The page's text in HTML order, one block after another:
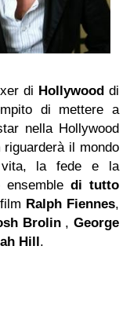
di Hollywood di
di mettere a
nella Hollywood
riguarderà il mondo
vita, la fede e la
di tutto
Ralph Fiennes,
Brolin,George
Hill .